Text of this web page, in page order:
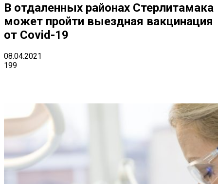
В отдаленных районах Стерлитамака
может пройти выездная вакцинация
от Covid-19
08.04.2021
199